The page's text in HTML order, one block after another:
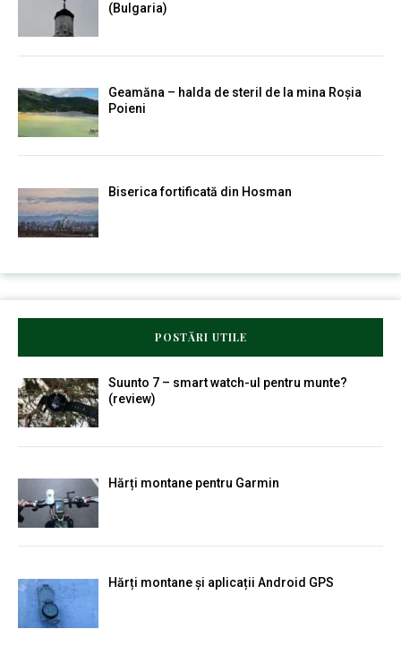
(Bulgaria)
Geamăna – halda de steril de la mina Roșia
Poieni
Biserica fortificată din Hosman
POSTĂRI UTILE
Suunto 7 – smart watch-ul pentru munte?
(review)
Hărți montane pentru Garmin
Hărți montane și aplicații Android GPS